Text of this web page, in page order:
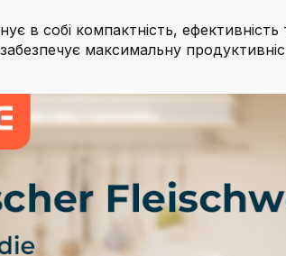
в собі компактність,
максимальну